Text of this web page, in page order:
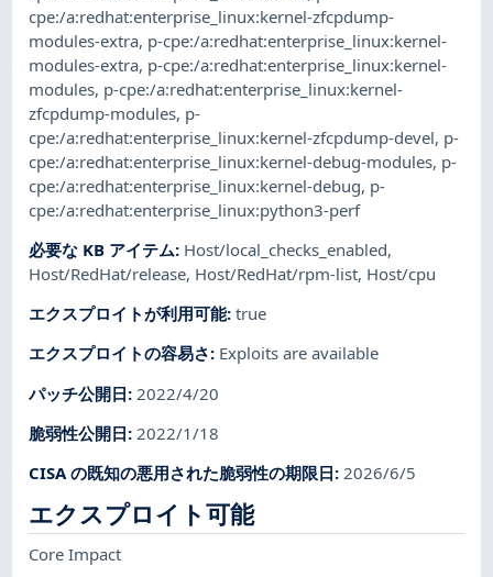
cpe:/a:redhat:enterprise_linux:kernel-zfcpdump-
modules-extra, p-cpe:/a:redhat:enterprise_linux:kernel-
modules-extra, p-cpe:/a:redhat:enterprise_linux:kernel-
modules, p-cpe:/a:redhat:enterprise_linux:kernel-
zfcpdump-modules, p-
cpe:/a:redhat:enterprise_linux:kernel-zfcpdump-devel, p-
cpe:/a:redhat:enterprise_linux:kernel-debug-modules, p-
cpe:/a:redhat:enterprise_linux:kernel-debug, p-
cpe:/a:redhat:enterprise_linux:python3-perf
必要な KB アイテム: Host/local_checks_enabled,
Host/RedHat/release, Host/RedHat/rpm-list, Host/cpu
エクスプロイトが利用可能:true
エクスプロイトの容易さ: Exploits are available
パッチ公開日: 2022/4/20
脆弱性公開日: 2022/1/18
CISA の既知の悪用された脆弱性の期限日:2026/6/5
エクスプロイト可能
Core Impact